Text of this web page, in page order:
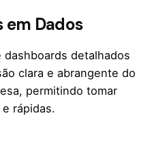
em Dados
dashboards detalhados
clara e abrangente do
permitindo tomar
rápidas.